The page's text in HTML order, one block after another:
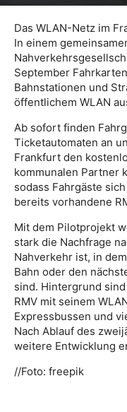
Das WLAN-Netz im
In einem
September
Bahnstationen und
öffentlichem WLAN
Ab sofort finden
Ticketautomaten an
Frankfurt den
kommunalen Partner
sodass Fahrgäste
bereits vorhandene
Mit dem Pilotprojekt
stark die Nachfrage
Nahverkehr ist, in
Bahn oder den
sind. Hintergrund
RMV mit seinem
Expressbussen und
Nach Ablauf des
weitere Entwicklung
//Foto: freepik